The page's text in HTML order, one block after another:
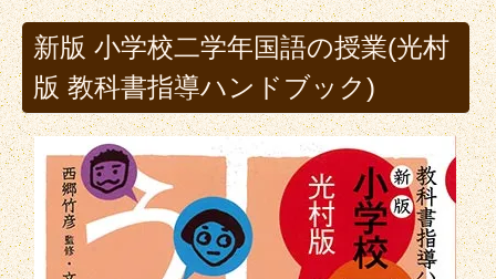
新版 小学校二学年国語の授業(光村
版 教科書指導ハンドブック)